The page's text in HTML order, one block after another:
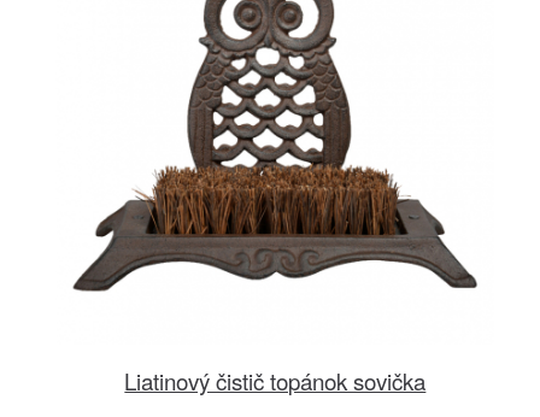
Liatinový čistič topánok sovička